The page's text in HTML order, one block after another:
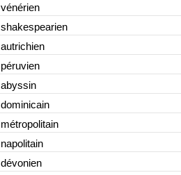
vénérien
shakespearien
autrichien
péruvien
abyssin
dominicain
métropolitain
napolitain
dévonien